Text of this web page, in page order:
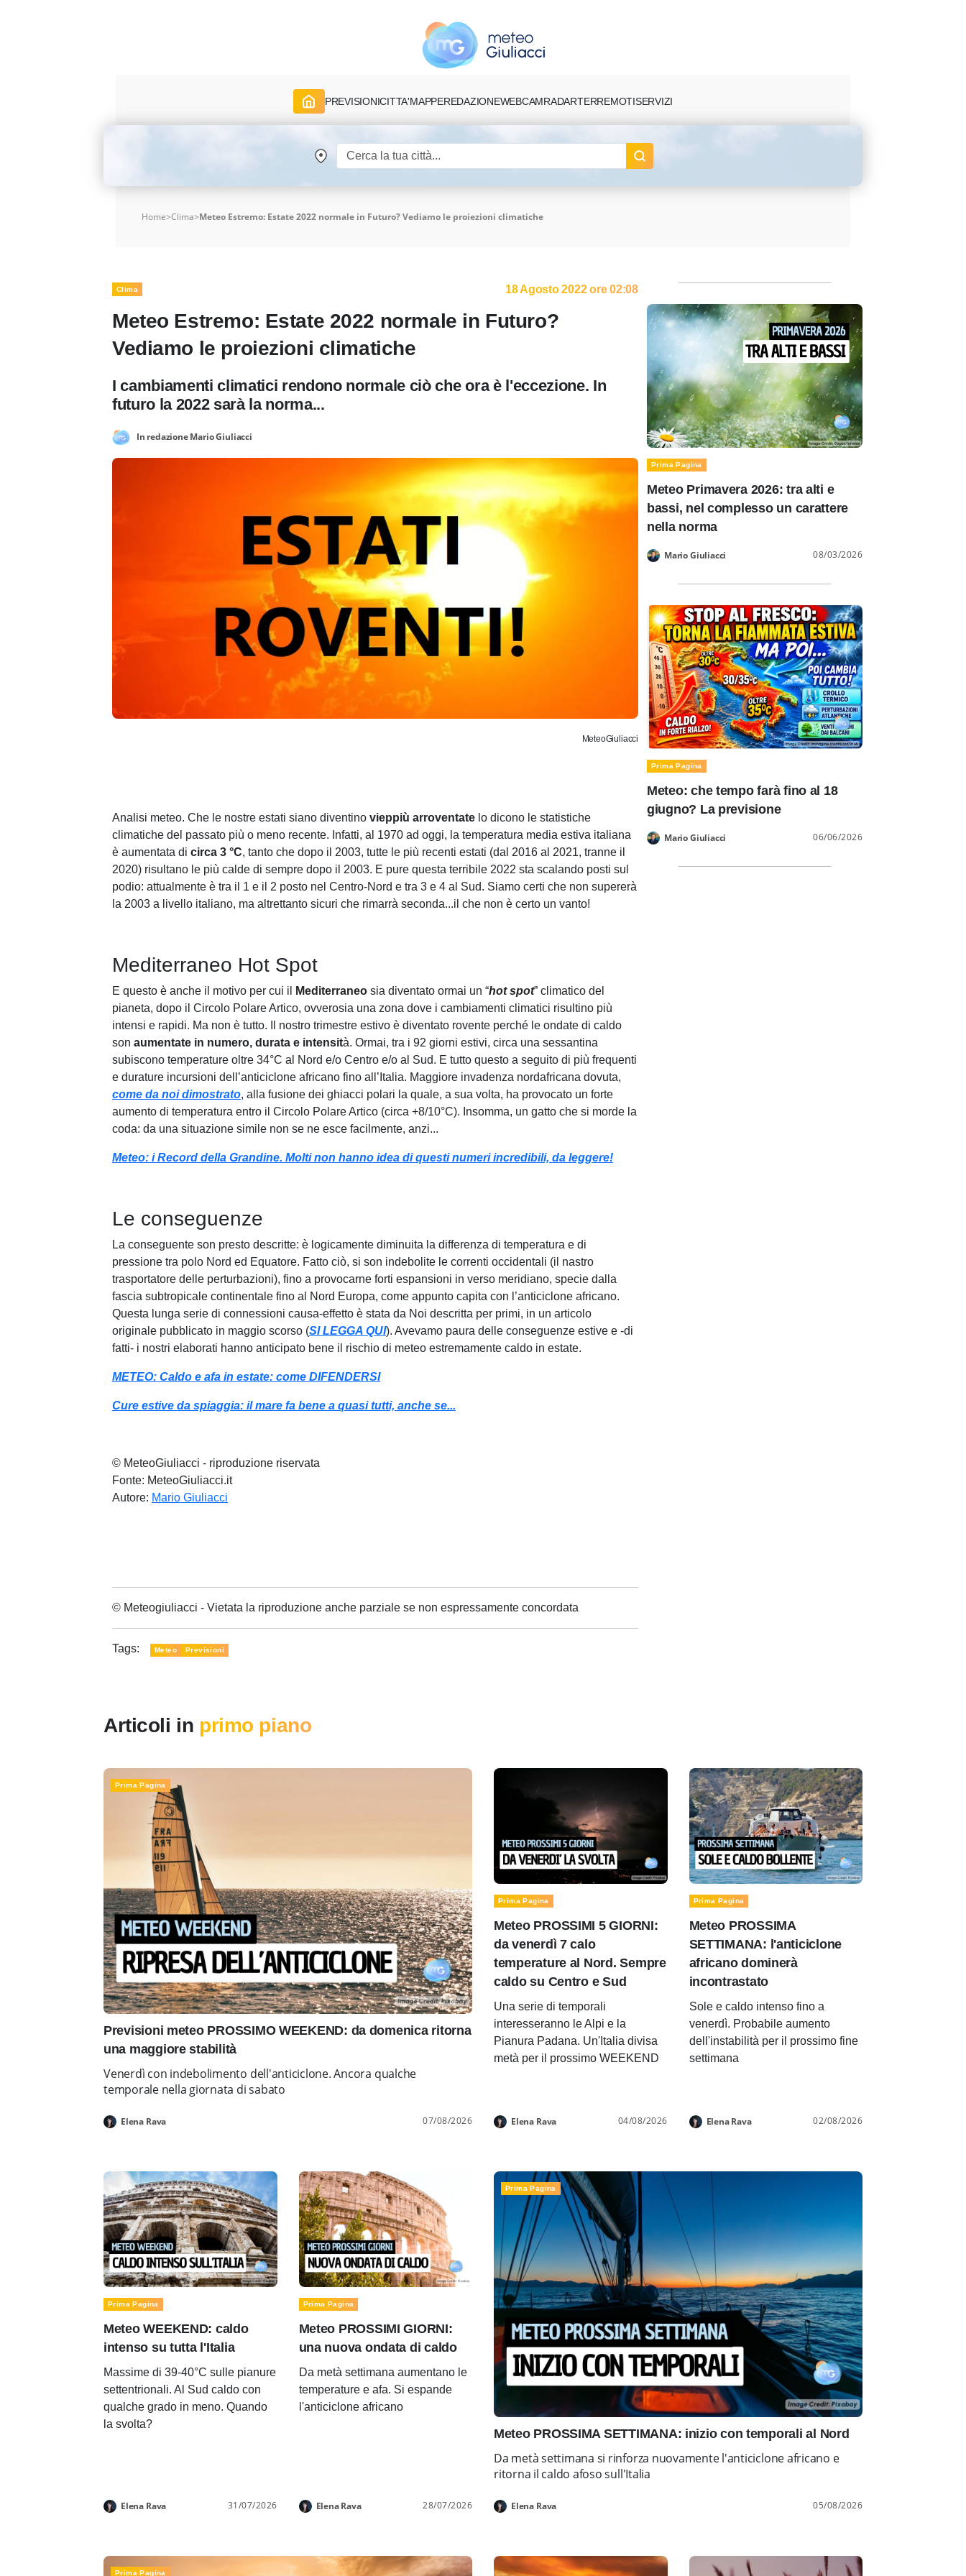
PREVISIONICITTA'MAPPEREDAZIONEWEBCAMRADARTERREMOTISERVIZI
Home>Clima>Meteo Estremo: Estate 2022 normale in Futuro? Vediamo le proiezioni climatiche
Clima 18 Agosto 2022 ore 02:08
Meteo Estremo: Estate 2022 normale in Futuro?
Vediamo le proiezioni climatiche
I cambiamenti climatici rendono normale ciò che ora è l'eccezione. In
futuro la 2022 sarà la norma...
In redazione Mario Giuliacci
MeteoGiuliacci
Analisi meteo. Che le nostre estati siano diventino vieppiù arroventate lo dicono le statistiche
climatiche del passato più o meno recente. Infatti, al 1970 ad oggi, la temperatura media estiva italiana
è aumentata di circa 3 °C, tanto che dopo il 2003, tutte le più recenti estati (dal 2016 al 2021, tranne il
2020) risultano le più calde di sempre dopo il 2003. E pure questa terribile 2022 sta scalando posti sul
podio: attualmente è tra il 1 e il 2 posto nel Centro-Nord e tra 3 e 4 al Sud. Siamo certi che non supererà
la 2003 a livello italiano, ma altrettanto sicuri che rimarrà seconda...il che non è certo un vanto!
Mediterraneo Hot Spot
E questo è anche il motivo per cui il Mediterraneo sia diventato ormai un “hot spot” climatico del
pianeta, dopo il Circolo Polare Artico, ovverosia una zona dove i cambiamenti climatici risultino più
intensi e rapidi. Ma non è tutto. Il nostro trimestre estivo è diventato rovente perché le ondate di caldo
son aumentate in numero, durata e intensità. Ormai, tra i 92 giorni estivi, circa una sessantina
subiscono temperature oltre 34°C al Nord e/o Centro e/o al Sud. E tutto questo a seguito di più frequenti
e durature incursioni dell’anticiclone africano fino all’Italia. Maggiore invadenza nordafricana dovuta,
come da noi dimostrato, alla fusione dei ghiacci polari la quale, a sua volta, ha provocato un forte
aumento di temperatura entro il Circolo Polare Artico (circa +8/10°C). Insomma, un gatto che si morde la
coda: da una situazione simile non se ne esce facilmente, anzi...
Meteo: i Record della Grandine. Molti non hanno idea di questi numeri incredibili, da leggere!
Le conseguenze
La conseguente son presto descritte: è logicamente diminuita la differenza di temperatura e di
pressione tra polo Nord ed Equatore. Fatto ciò, si son indebolite le correnti occidentali (il nastro
trasportatore delle perturbazioni), fino a provocarne forti espansioni in verso meridiano, specie dalla
fascia subtropicale continentale fino al Nord Europa, come appunto capita con l’anticiclone africano.
Questa lunga serie di connessioni causa-effetto è stata da Noi descritta per primi, in un articolo
originale pubblicato in maggio scorso (SI LEGGA QUI). Avevamo paura delle conseguenze estive e -di
fatti- i nostri elaborati hanno anticipato bene il rischio di meteo estremamente caldo in estate.
METEO: Caldo e afa in estate: come DIFENDERSI
Cure estive da spiaggia: il mare fa bene a quasi tutti, anche se...
© MeteoGiuliacci - riproduzione riservata
Fonte: MeteoGiuliacci.it
Autore: Mario Giuliacci
© Meteogiuliacci - Vietata la riproduzione anche parziale se non espressamente concordata
Tags: Meteo Previsioni
Prima Pagina
Meteo Primavera 2026: tra alti e
bassi, nel complesso un carattere
nella norma
Mario Giuliacci 08/03/2026
Prima Pagina
Meteo: che tempo farà fino al 18
giugno? La previsione
Mario Giuliacci 06/06/2026
Articoli in primo piano
Prima Pagina
Previsioni meteo PROSSIMO WEEKEND: da domenica ritorna
una maggiore stabilità
Venerdì con indebolimento dell'anticiclone. Ancora qualche
temporale nella giornata di sabato
Elena Rava 07/08/2026
Prima Pagina
Meteo PROSSIMI 5 GIORNI:
da venerdì 7 calo
temperature al Nord. Sempre
caldo su Centro e Sud
Una serie di temporali
interesseranno le Alpi e la
Pianura Padana. Un'Italia divisa
metà per il prossimo WEEKEND
Elena Rava 04/08/2026
Prima Pagina
Meteo PROSSIMA
SETTIMANA: l'anticiclone
africano dominerà
incontrastato
Sole e caldo intenso fino a
venerdì. Probabile aumento
dell'instabilità per il prossimo fine
settimana
Elena Rava 02/08/2026
Prima Pagina
Meteo WEEKEND: caldo
intenso su tutta l'Italia
Massime di 39-40°C sulle pianure
settentrionali. Al Sud caldo con
qualche grado in meno. Quando
la svolta?
Elena Rava 31/07/2026
Prima Pagina
Meteo PROSSIMI GIORNI:
una nuova ondata di caldo
Da metà settimana aumentano le
temperature e afa. Si espande
l'anticiclone africano
Elena Rava 28/07/2026
Prima Pagina
Meteo PROSSIMA SETTIMANA: inizio con temporali al Nord
Da metà settimana si rinforza nuovamente l'anticiclone africano e
ritorna il caldo afoso sull'Italia
Elena Rava 05/08/2026
Prima Pagina